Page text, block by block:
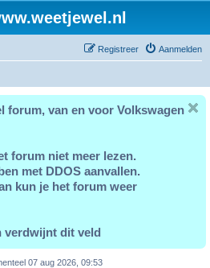
Aanmelden
Registreer
forum, van en voor Volkswagen
forum niet meer lezen.
met DDOS aanvallen.
kun je het forum weer
verdwijnt dit veld
07 aug 2026, 09:53